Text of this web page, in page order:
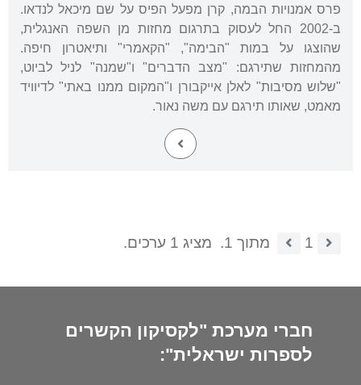
פרס אמנויות הבמה, קרן מפעל הפיס על שם מיכאל לנדאו.
ב-2002 החל לעסוק בתרגום מחזות מן השפה האנגלית,
שהוצגו על במות "הבימה", "הקאמרי" ותיאטרון חיפה.
מהמחזות שתירגם: "מצב הדברים" ו"שמנה" לניל לביוט,
"שלוש מסיבות" לאלן אייקבורן ו"המקום ממנו באתי" לדיוויד
מאמט, שאותו תירגם עם משה נאור.
1 מתוך 1. מציג 1 ערכים.
חברי מערכת "לקסיקון הקשרים
לספרות ישראלית":